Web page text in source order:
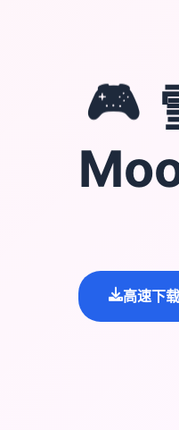
🎮
高速下载